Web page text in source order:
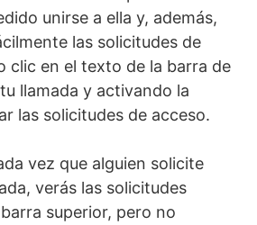
unirse a ella y, además,
las solicitudes de
clic en el texto de la barra de
llamada y activando la
las solicitudes de acceso.
vez que alguien solicite
verás las solicitudes
superior, pero no